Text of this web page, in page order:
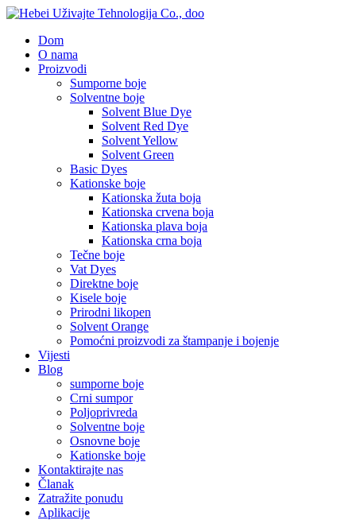
Dom
O nama
Proizvodi
Sumporne boje
Solventne boje
Solvent Blue Dye
Solvent Red Dye
Solvent Yellow
Solvent Green
Basic Dyes
Kationske boje
Kationska žuta boja
Kationska crvena boja
Kationska plava boja
Kationska crna boja
Tečne boje
Vat Dyes
Direktne boje
Kisele boje
Prirodni likopen
Solvent Orange
Pomoćni proizvodi za štampanje i bojenje
Vijesti
Blog
sumporne boje
Crni sumpor
Poljoprivreda
Solventne boje
Osnovne boje
Kationske boje
Kontaktirajte nas
Članak
Zatražite ponudu
Aplikacije